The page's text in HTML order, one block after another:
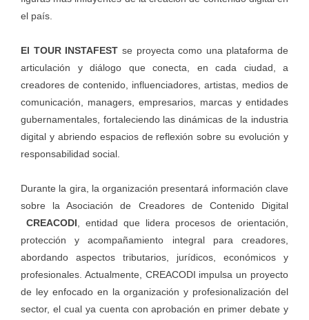
el país.
El TOUR INSTAFEST se proyecta como una plataforma de
articulación y diálogo que conecta, en cada ciudad, a
creadores de contenido, influenciadores, artistas, medios de
comunicación, managers, empresarios, marcas y entidades
gubernamentales, fortaleciendo las dinámicas de la industria
digital y abriendo espacios de reflexión sobre su evolución y
responsabilidad social.
Durante la gira, la organización presentará información clave
sobre la Asociación de Creadores de Contenido Digital
CREACODI , entidad que lidera procesos de orientación,
protección y acompañamiento integral para creadores,
abordando aspectos tributarios, jurídicos, económicos y
profesionales. Actualmente, CREACODI impulsa un proyecto
de ley enfocado en la organización y profesionalización del
sector, el cual ya cuenta con aprobación en primer debate y